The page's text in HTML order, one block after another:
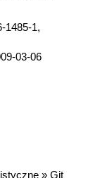
1485-1,
03-06
» Git